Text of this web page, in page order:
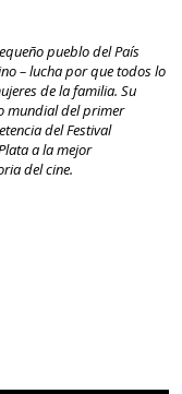
pueblo del País
– lucha por que todos lo
de la familia. Su
mundial del primer
del Festival
a la mejor
del cine.